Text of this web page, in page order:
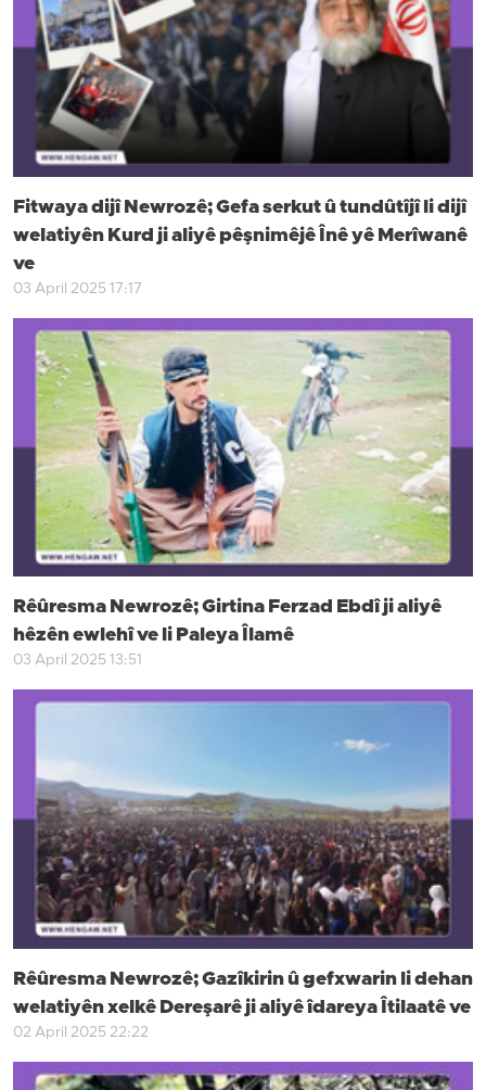
Fitwaya dijî Newrozê; Gefa serkut û tundûtîjî li dijî
welatiyên Kurd ji aliyê pêşnimêjê Înê yê Merîwanê
ve
03 April 2025 17:17
Rêûresma Newrozê; Girtina Ferzad Ebdî ji aliyê
hêzên ewlehî ve li Paleya Îlamê
03 April 2025 13:51
Rêûresma Newrozê; Gazîkirin û gefxwarin li dehan
welatiyên xelkê Dereşarê ji aliyê îdareya Îtilaatê ve
02 April 2025 22:22